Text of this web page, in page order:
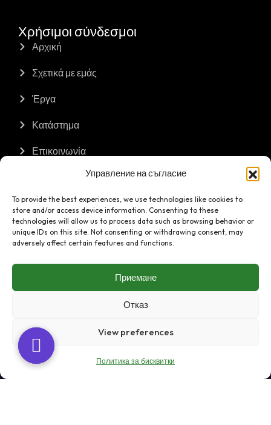
Управление на съгласие
To provide the best experiences, we use technologies like cookies to
store and/or access device information. Consenting to these
technologies will allow us to process data such as browsing behavior or
unique IDs on this site. Not consenting or withdrawing consent, may
adversely affect certain features and functions.
Приемане
Отказ
View preferences
Политика за бисквитки
Χρήσιμοι σύνδεσμοι
Αρχική
Σχετικά με εμάς
Έργα
Κατάστημα
Επικοινωνία
Επικοινωνία
Σόφια, οδός Boycho Boychev αρ. 13
+359 888 7777 15
bash_gabions@abv.bg
Με επιφύλαξη παντός δικαιώματος 2025 © Σχεδιασμός και